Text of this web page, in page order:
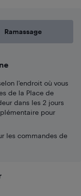
Ramassage
l'endroit où vous
de la Place de
dans les 2 jours
pour
les commandes de